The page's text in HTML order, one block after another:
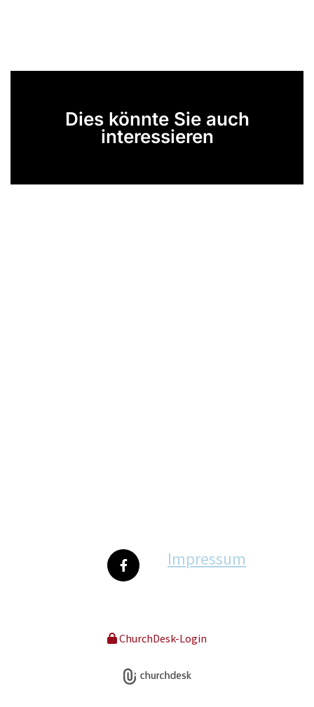
Dies könnte Sie auch
interessieren
Impressum
ChurchDesk-Login